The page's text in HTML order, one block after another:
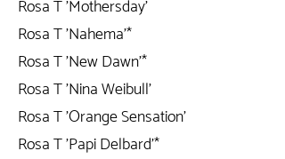
Rosa T 'Mothersday'
Rosa T 'Nahema'*
Rosa T 'New Dawn'*
Rosa T 'Nina Weibull'
Rosa T 'Orange Sensation'
Rosa T 'Papi Delbard'*